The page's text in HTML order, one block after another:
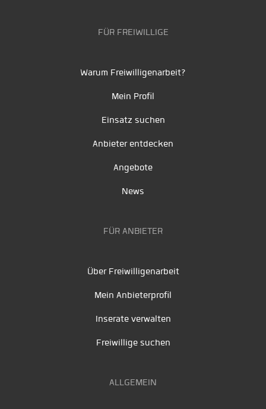
FÜR FREIWILLIGE
Warum Freiwilligenarbeit?
Mein Profil
Einsatz suchen
Anbieter entdecken
Angebote
News
FÜR ANBIETER
Über Freiwilligenarbeit
Mein Anbieterprofil
Inserate verwalten
Freiwillige suchen
ALLGEMEIN